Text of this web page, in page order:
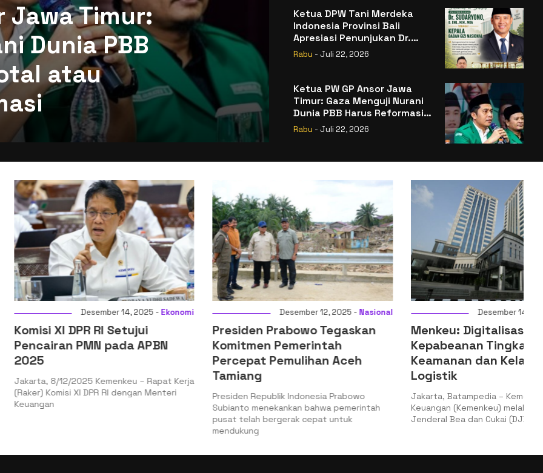
Jawa Timur:
Dunia PBB
atau
Ketua DPW Tani Merdeka
Indonesia Provinsi Bali
Apresiasi Penunjukan Dr.
Sudaryono sebagai Kepala
Badan Gizi Nasional
Rabu - Juli 22, 2026
Ketua PW GP Ansor Jawa
Timur: Gaza Menguji Nurani
Dunia PBB Harus Reformasi
Total atau Kehilangan
Rabu - Juli 22, 2026
Desember 14, 2025 -Ekonomi
RI Setujui
PMN pada APBN
2025 Kemenkeu – Rapat Kerja
XI DPR RI dengan Menteri
Desember 12, 2025 -Nasional
Presiden Prabowo Tegaskan
Komitmen Pemerintah
Percepat Pemulihan Aceh
Tamiang
Presiden Republik Indonesia Prabowo
Subianto menekankan bahwa pemerintah
pusat telah bergerak cepat untuk
Desember 14, 2025 -Ekonomi
Menkeu: Digitalisasi Sistem
Kepabeanan Tingkatkan
Keamanan dan Kelancaran
Jakarta, Batampedia – Kementerian
Keuangan (Kemenkeu) melalui Direktorat
Jenderal Bea dan Cukai (DJBC) meresmikan